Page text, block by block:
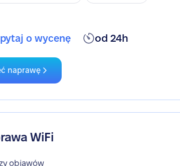
o wycenę od 24h
naprawę
WiFi
objawów